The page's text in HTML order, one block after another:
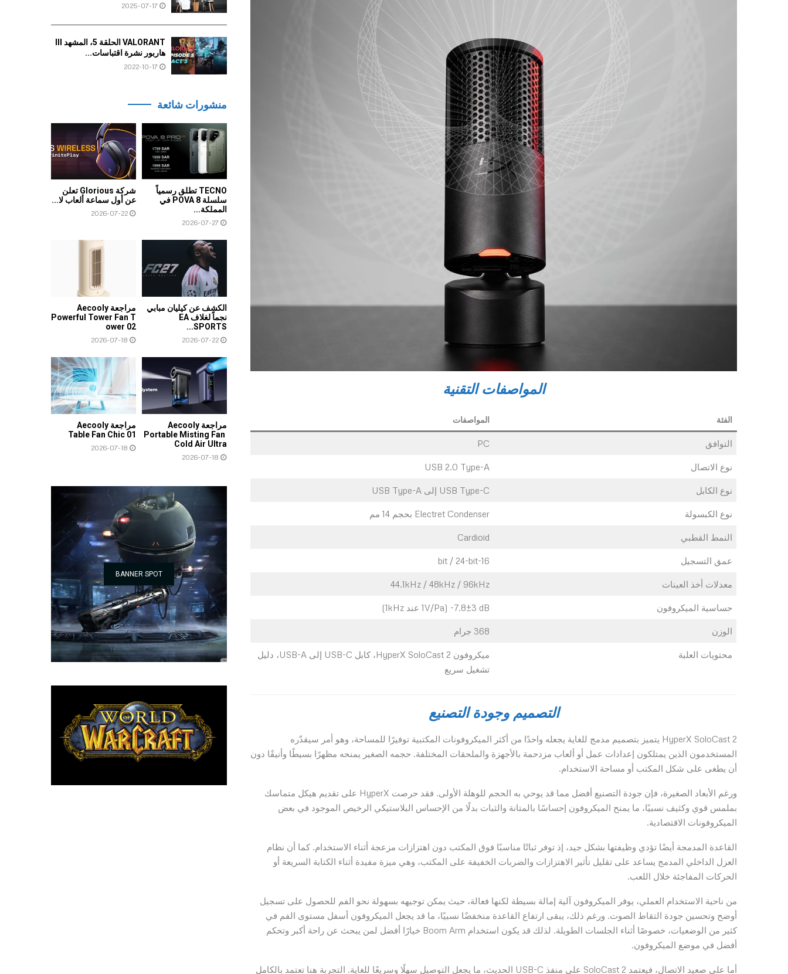
المواصفات التقنية
الفئة المواصفات
التوافق PC
نوع الاتصال USB 2.0 Type-A
نوع الكابل USB Type-C إلى USB Type-A
نوع الكبسولة Electret Condenser بحجم 14 مم
النمط القطبي Cardioid
عمق التسجيل 16-bit / 24-bit
معدلات أخذ العينات 44.1kHz / 48kHz / 96kHz
حساسية الميكروفون ‎-7.8±3 dB (1V/Pa عند 1kHz)
الوزن 368 جرام
محتويات العلبة
ميكروفون HyperX SoloCast 2، كابل USB-C إلى USB-A، دليل
تشغيل سريع
التصميم وجودة التصنيع
HyperX SoloCast 2 يتميز بتصميم مدمج للغاية يجعله واحدًا من أكثر الميكروفونات المكتبية توفيرًا للمساحة، وهو أمر سيقدّره
المستخدمون الذين يمتلكون إعدادات عمل أو ألعاب مزدحمة بالأجهزة والملحقات المختلفة. حجمه الصغير يمنحه مظهرًا بسيطًا وأنيقًا دون
أن يطغى على شكل المكتب أو مساحة الاستخدام.
ورغم الأبعاد الصغيرة، فإن جودة التصنيع أفضل مما قد يوحي به الحجم للوهلة الأولى. فقد حرصت HyperX على تقديم هيكل متماسك
بملمس قوي وكثيف نسبيًا، ما يمنح الميكروفون إحساسًا بالمتانة والثبات بدلًا من الإحساس البلاستيكي الرخيص الموجود في بعض
الميكروفونات الاقتصادية.
القاعدة المدمجة أيضًا تؤدي وظيفتها بشكل جيد، إذ توفر ثباتًا مناسبًا فوق المكتب دون اهتزازات مزعجة أثناء الاستخدام. كما أن نظام
العزل الداخلي المدمج يساعد على تقليل تأثير الاهتزازات والضربات الخفيفة على المكتب، وهي ميزة مفيدة أثناء الكتابة السريعة أو
الحركات المفاجئة خلال اللعب.
من ناحية الاستخدام العملي، يوفر الميكروفون آلية إمالة بسيطة لكنها فعالة، حيث يمكن توجيهه بسهولة نحو الفم للحصول على تسجيل
أوضح وتحسين جودة التقاط الصوت. ورغم ذلك، يبقى ارتفاع القاعدة منخفضًا نسبيًا، ما قد يجعل الميكروفون أسفل مستوى الفم في
كثير من الوضعيات، خصوصًا أثناء الجلسات الطويلة. لذلك قد يكون استخدام Boom Arm خيارًا أفضل لمن يبحث عن راحة أكبر وتحكم
أفضل في موضع الميكروفون.
أما على صعيد الاتصال، فيعتمد SoloCast 2 على منفذ USB-C الحديث، ما يجعل التوصيل سهلًا وسريعًا للغاية. التجربة هنا تعتمد بالكامل
2025-07-17
هاربور نشرة اقتباسات...
2022-10-17
منشورات شائعة
TECNO تطلق رسمياً
سلسلة POVA 8 في
المملكة...
2026-07-27
شركة Glorious تعلن
عن أول سماعة ألعاب لا...
2026-07-22
الكشف عن كيليان مبابي
نجماً لغلاف EA
SPORTS...
2026-07-22
مراجعة Aecooly
Powerful Tower Fan T
ower 02
2026-07-18
مراجعة Aecooly
Portable Misting Fan
Cold Air Ultra
2026-07-18
مراجعة Aecooly
Table Fan Chic 01
2026-07-18
BANNER SPOT